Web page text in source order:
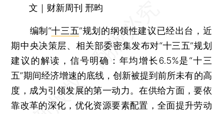
文｜财新周刊 邢昀
编制“十三五”规划的纲领性建议已经出台，近
期中央决策层、相关部委密集发布对“十三五”规划
建议的解读，信号明确：年均增长6.5%是“十三
五”期间经济增速的底线，创新被提到前所未有的高
度，成为引领发展的第一动力。在供给方面，要依
靠改革的深化，优化资源要素配置，全面提升劳动